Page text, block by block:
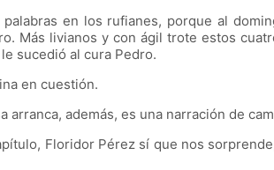
en los rufianes, porque al
Más livianos y con ágil trote estos
sucedió al cura Pedro.
en cuestión.
arranca, además, es una narración de
Floridor Pérez sí que nos